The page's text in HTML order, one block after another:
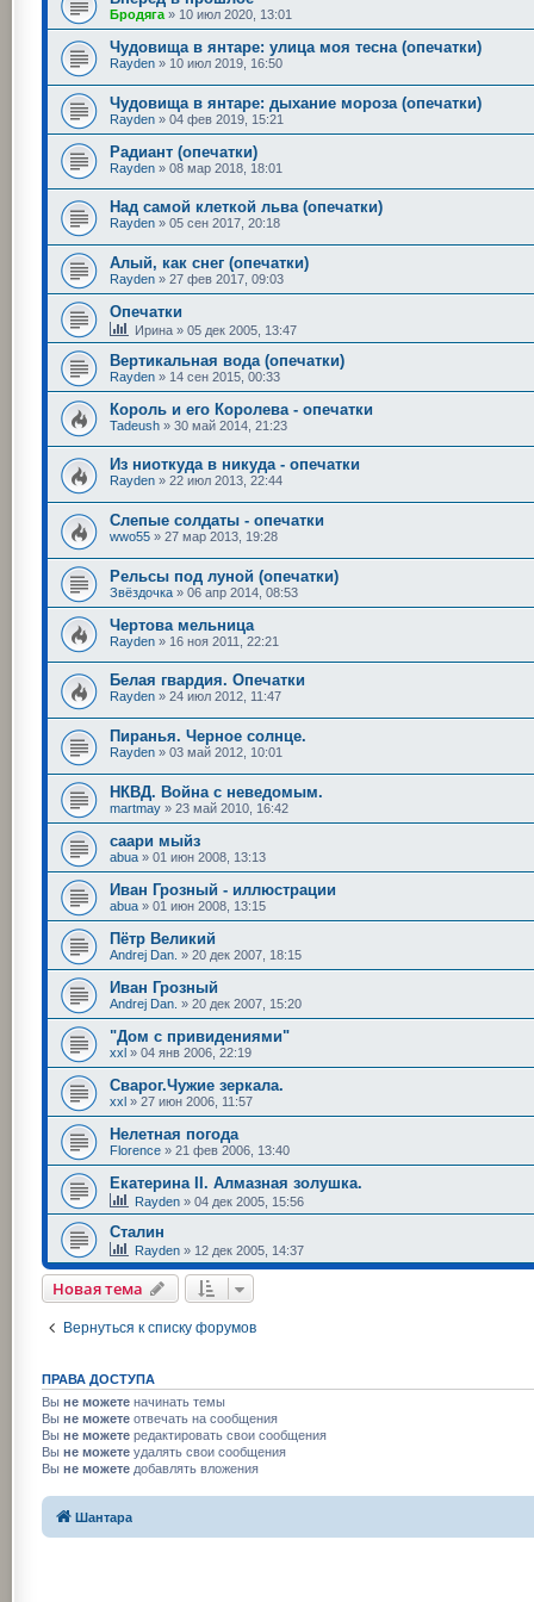
Бродяга » 10 июл 2020, 13:01
Чудовища в янтаре: улица моя тесна (опечатки)
Rayden » 10 июл 2019, 16:50
Чудовища в янтаре: дыхание мороза (опечатки)
Rayden » 04 фев 2019, 15:21
Радиант (опечатки)
Rayden » 08 мар 2018, 18:01
Над самой клеткой льва (опечатки)
Rayden » 05 сен 2017, 20:18
Алый, как снег (опечатки)
Rayden » 27 фев 2017, 09:03
Опечатки
Ирина » 05 дек 2005, 13:47
Вертикальная вода (опечатки)
Rayden » 14 сен 2015, 00:33
Король и его Королева - опечатки
Tadeush » 30 май 2014, 21:23
Из ниоткуда в никуда - опечатки
Rayden » 22 июл 2013, 22:44
Слепые солдаты - опечатки
wwo55 » 27 мар 2013, 19:28
Рельсы под луной (опечатки)
Звёздочка » 06 апр 2014, 08:53
Чертова мельница
Rayden » 16 ноя 2011, 22:21
Белая гвардия. Опечатки
Rayden » 24 июл 2012, 11:47
Пиранья. Черное солнце.
Rayden » 03 май 2012, 10:01
НКВД. Война с неведомым.
martmay » 23 май 2010, 16:42
саари мыйз
abua » 01 июн 2008, 13:13
Иван Грозный - иллюстрации
abua » 01 июн 2008, 13:15
Пётр Великий
Andrej Dan. » 20 дек 2007, 18:15
Иван Грозный
Andrej Dan. » 20 дек 2007, 15:20
"Дом с привидениями"
xxl » 04 янв 2006, 22:19
Сварог.Чужие зеркала.
xxl » 27 июн 2006, 11:57
Нелетная погода
Florence » 21 фев 2006, 13:40
Екатерина II. Алмазная золушка.
Rayden » 04 дек 2005, 15:56
Сталин
Rayden » 12 дек 2005, 14:37
Новая тема
Вернуться к списку форумов
ПРАВА ДОСТУПА
Вы не можете начинать темы
Вы не можете отвечать на сообщения
Вы не можете редактировать свои сообщения
Вы не можете удалять свои сообщения
Вы не можете добавлять вложения
Шантара